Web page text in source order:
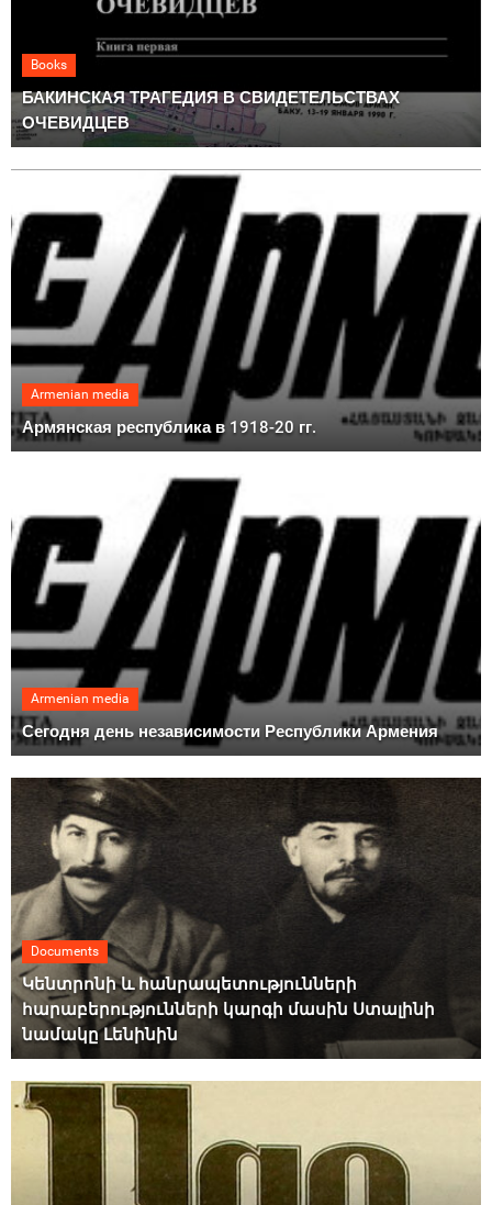
Books
БАКИНСКАЯ ТРАГЕДИЯ В СВИДЕТЕЛЬСТВАХ
ОЧЕВИДЦЕВ
Armenian media
Армянская республика в 1918-20 гг.
Armenian media
Сегодня день независимости Республики Армения
Documents
Կենտրոնի և հանրապետությունների
հարաբերությունների կարգի մասին Ստալինի
նամակը Լենինին